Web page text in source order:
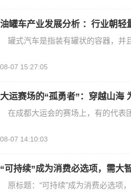
油罐车产业发展分析 ：行业朝轻
罐式汽车是指装有罐状的容器，并
08-07 15:27:05
大运赛场的“孤勇者”：穿越山海
在成都大运会的赛场上，有的代表
08-07 14:10:03
“可持续”成为消费必选项，需大
原标题：“可持续”成为消费必选项